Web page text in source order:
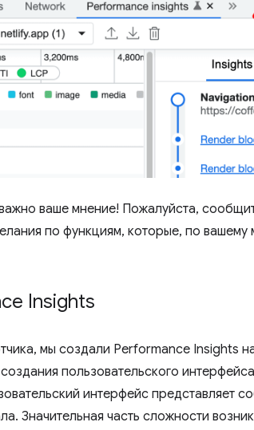
ваше мнение! Пожалуйста,
по функциям, которые, по вашему
Insights
мы создали Performance Insights
пользовательского
интерфейс представляет
Значительная часть сложности